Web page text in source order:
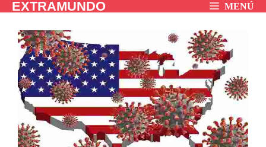
Saltar
contenido
EXTRAMUNDO MENÚ